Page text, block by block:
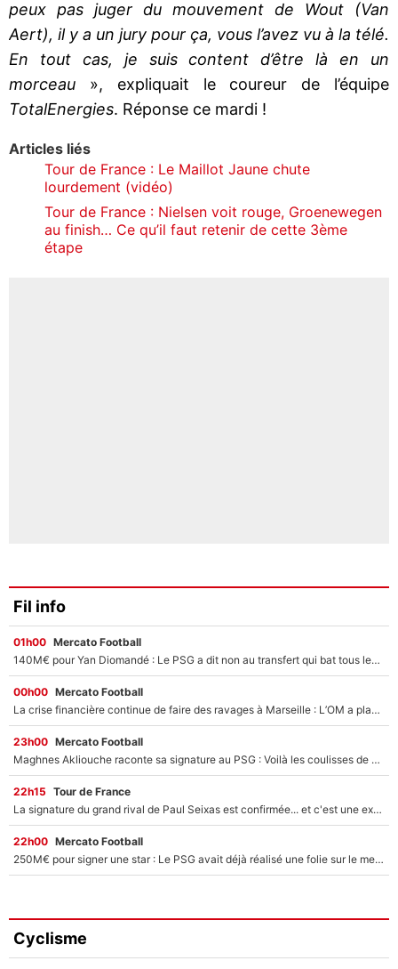
peux pas juger du mouvement de Wout (Van
Aert), il y a un jury pour ça, vous l’avez vu à la télé.
En tout cas, je suis content d’être là en un
morceau », expliquait le coureur de l’équipe
TotalEnergies. Réponse ce mardi !
Articles liés
Tour de France : Le Maillot Jaune chute
lourdement (vidéo)
Tour de France : Nielsen voit rouge, Groenewegen
au finish… Ce qu’il faut retenir de cette 3ème
étape
Fil info
01h00 Mercato Football
140M€ pour Yan Diomandé : Le PSG a dit non au transfert qui bat tous les records sur le mercato
00h00 Mercato Football
La crise financière continue de faire des ravages à Marseille : L’OM a placé 12 joueurs sur le marché des transferts… et ça pourrait lui rapporter près de 100M€ !
23h00 Mercato Football
Maghnes Akliouche raconte sa signature au PSG : Voilà les coulisses de son transfert de rêve à 50M€
22h15 Tour de France
La signature du grand rival de Paul Seixas est confirmée... et c'est une excellente nouvelle pour l'équipe Decathlon-CMA CGM !
22h00 Mercato Football
250M€ pour signer une star : Le PSG avait déjà réalisé une folie sur le mercato bien avant Neymar !
Cyclisme